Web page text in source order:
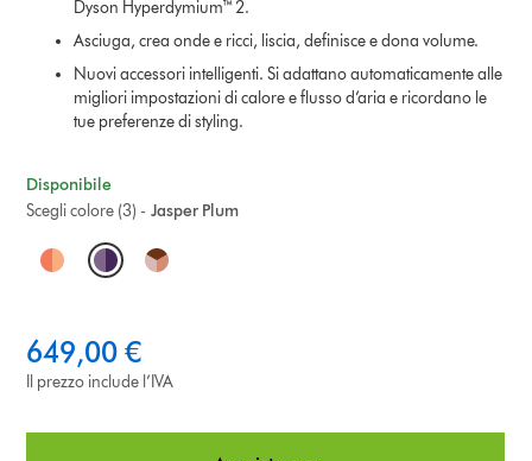
Dyson Hyperdymium™ 2.
Asciuga, crea onde e ricci, liscia, definisce e dona volume.
Nuovi accessori intelligenti. Si adattano automaticamente alle
migliori impostazioni di calore e flusso d’aria e ricordano le
tue preferenze di styling.
Disponibile
Jasper Plum
Scegli colore (3) -
O
t
i
o
649,00 €
Il prezzo include l’IVA